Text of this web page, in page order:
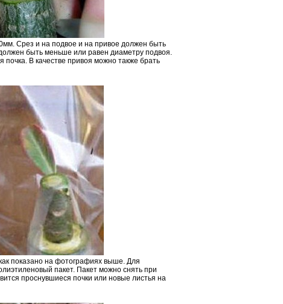
Срез и на подвое и на привое должен быть
быть меньше или равен диаметру подвоя.
В качестве привоя можно также брать
показано на фотографиях выше. Для
пакет. Пакет можно снять при
проснувшиеся почки или новые листья на